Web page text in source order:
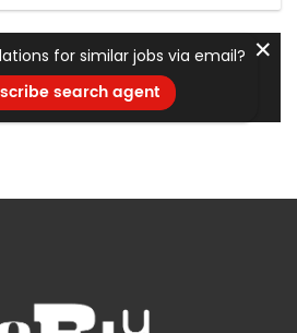
for similar jobs via email?
search agent
✕